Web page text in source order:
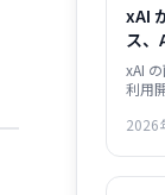
xAI
ス
性能
な編
xAI
利用
2026